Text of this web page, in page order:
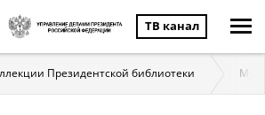
ТВ канал
Президентской библиотеки